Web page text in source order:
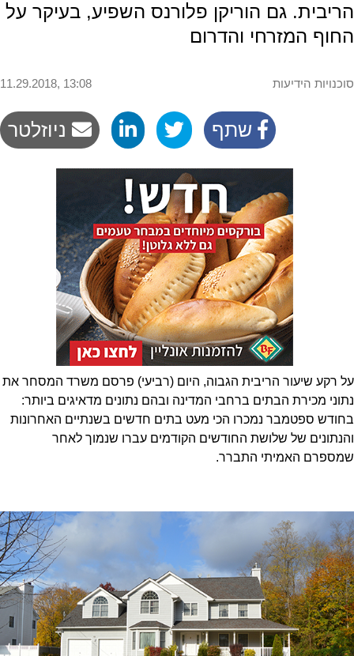
הריבית. גם הוריקן פלורנס השפיע, בעיקר על
החוף המזרחי והדרום
11.29.2018, 13:08 סוכנויות הידיעות
על רקע שיעור הריבית הגבוה, היום (רביעי) פרסם משרד המסחר את
נתוני מכירת הבתים ברחבי המדינה ובהם נתונים מדאיגים ביותר:
בחודש ספטמבר נמכרו הכי מעט בתים חדשים בשנתיים האחרונות
והנתונים של שלושת החודשים הקודמים עברו שנמוך לאחר
שמספרם האמיתי התברר.